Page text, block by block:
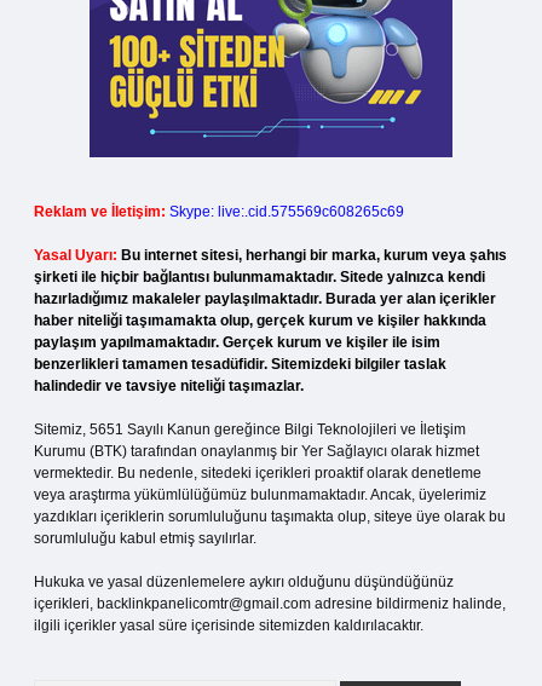
Reklam ve İletişim: Skype: live:.cid.575569c608265c69
Yasal Uyarı: Bu internet sitesi, herhangi bir marka, kurum veya şahıs
şirketi ile hiçbir bağlantısı bulunmamaktadır. Sitede yalnızca kendi
hazırladığımız makaleler paylaşılmaktadır. Burada yer alan içerikler
haber niteliği taşımamakta olup, gerçek kurum ve kişiler hakkında
paylaşım yapılmamaktadır. Gerçek kurum ve kişiler ile isim
benzerlikleri tamamen tesadüfidir. Sitemizdeki bilgiler taslak
halindedir ve tavsiye niteliği taşımazlar.
Sitemiz, 5651 Sayılı Kanun gereğince Bilgi Teknolojileri ve İletişim
Kurumu (BTK) tarafından onaylanmış bir Yer Sağlayıcı olarak hizmet
vermektedir. Bu nedenle, sitedeki içerikleri proaktif olarak denetleme
veya araştırma yükümlülüğümüz bulunmamaktadır. Ancak, üyelerimiz
yazdıkları içeriklerin sorumluluğunu taşımakta olup, siteye üye olarak bu
sorumluluğu kabul etmiş sayılırlar.
Hukuka ve yasal düzenlemelere aykırı olduğunu düşündüğünüz
içerikleri, backlinkpanelicomtr@gmail.com adresine bildirmeniz halinde,
ilgili içerikler yasal süre içerisinde sitemizden kaldırılacaktır.